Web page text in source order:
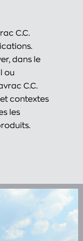
C.C.
dans le
ou
C.C.
contextes
les